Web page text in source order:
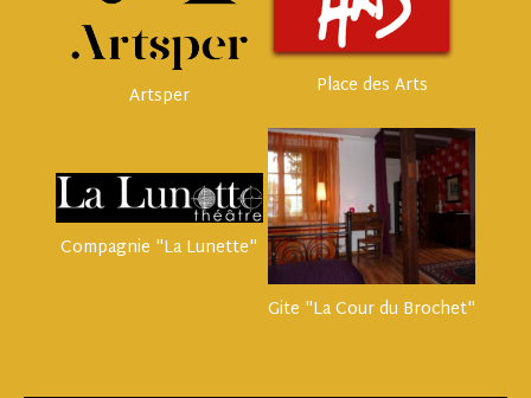
Artsper Place des Arts
Compagnie "La Lunette"
Gite "La Cour du Brochet"